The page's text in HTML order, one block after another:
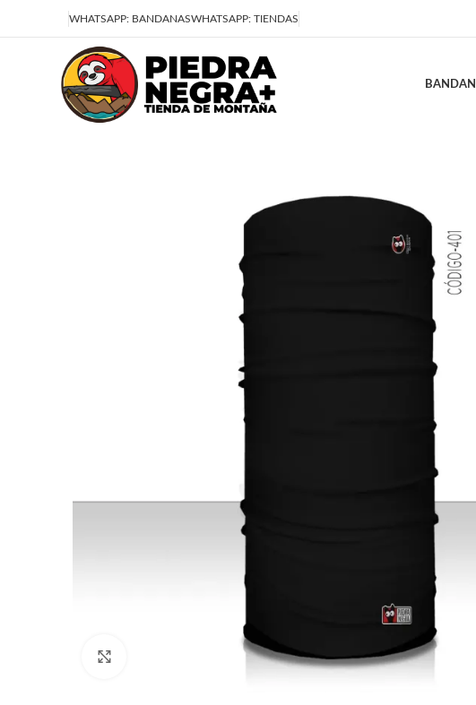
WHATSAPP: BANDANASWHATSAPP: TIENDAS
Deja que la montaña sea parte de tu vida